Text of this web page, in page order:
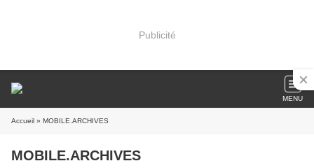
Publicité
MENU
Accueil » MOBILE.ARCHIVES
MOBILE.ARCHIVES